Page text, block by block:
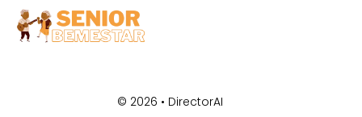
© 2026 • DirectorAI